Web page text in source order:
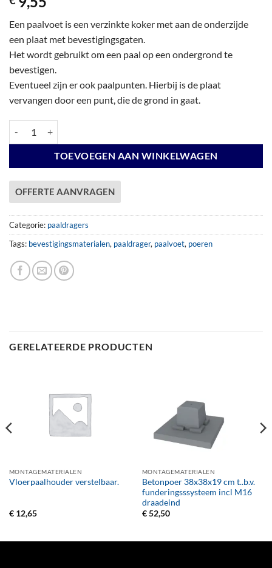
Een paalvoet is een verzinkte koker met aan de onderzijde
een plaat met bevestigingsgaten.
Het wordt gebruikt om een paal op een ondergrond te
bevestigen.
Eventueel zijn er ook paalpunten. Hierbij is de plaat
vervangen door een punt, die de grond in gaat.
TOEVOEGEN AAN WINKELWAGEN
OFFERTE AANVRAGEN
Categorie: paaldragers
Tags: bevestigingsmaterialen, paaldrager, paalvoet, poeren
GERELATEERDE PRODUCTEN
MONTAGEMATERIALEN
Vloerpaalhouder verstelbaar.
€12,65
MONTAGEMATERIALEN
Betonpoer 38x38x19 cm t..b.v.
funderingsssysteem incl M16
draadeind
€52,50